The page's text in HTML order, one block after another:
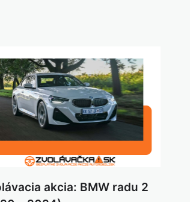
akcia: BMW radu 2